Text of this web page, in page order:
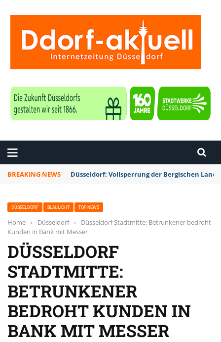
BREAKING NEWS Düsseldorf: Vollsperrung der Bergischen
DÜSSELDORF BLAULICHT TOP NEWS
Home › Düsseldorf ›
Düsseldorf Stadtmitte: Betrunkener bedroht
Kunden in Bank mit Messer
DÜSSELDORF
STADTMITTE:
BETRUNKENER
BEDROHT KUNDEN IN
BANK MIT MESSER